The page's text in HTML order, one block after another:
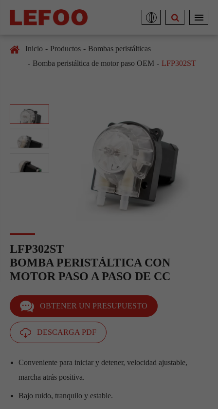
Inicio Productos
Bombas peristálticas
Bomba peristáltica de motor paso OEM
LFP302ST
LFP302ST
BOMBA PERISTÁLTICA CON
MOTOR PASO A PASO DE CC
OBTENER UN PRESUPUESTO
DESCARGA PDF
Conveniente para iniciar y detener, velocidad ajustable,
marcha atrás positiva.
Bajo ruido, tranquilo y estable.